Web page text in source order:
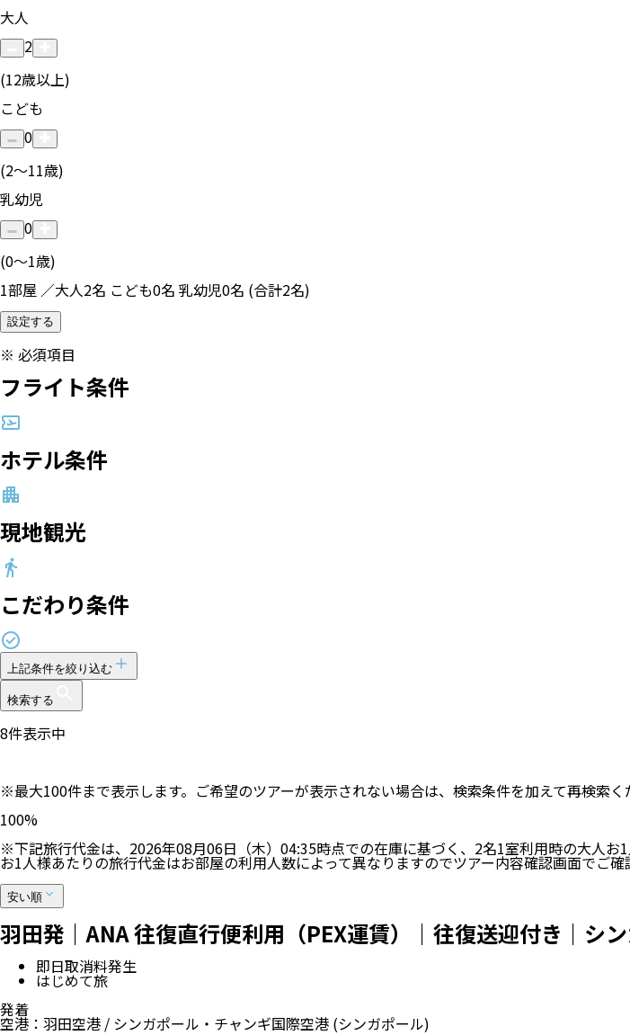
大人
2
(12歳以上)
こども
0
(2〜11歳)
乳幼児
0
(0〜1歳)
1部屋 ／大人2名 こども0名 乳幼児0名 (合計2名)
設定する
※ 必須項目
フライト条件
ホテル条件
現地観光
こだわり条件
上記条件を絞り込む
検索する
8件表示中
※最大100件まで表示します。ご希望のツアーが表示されない場合は、検索条件を加えて再検索く
100%
※下記旅行代金は、 2026年08月06日（木）04:35時点での在庫に基づく、 2名1室利用時の大人お
お1人様あたりの旅行代金はお部屋の利用人数によって異なりますのでツアー内容確認画面でご確
安い順
羽田発｜ANA 往復直行便利用（PEX運賃）｜往復送迎付き｜シ
即日取消料発生
はじめて旅
発着
空港 ： 羽田空港 / シンガポール・チャンギ国際空港 (シンガポール)